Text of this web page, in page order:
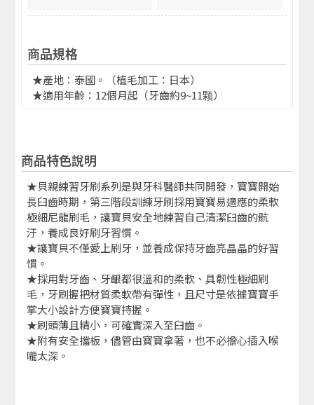
商品規格
★產地：泰國。（植毛加工：日本）
★適用年齡：12個月起（牙齒約9~11颗）
商品特色說明
★貝親練習牙刷系列是與牙科醫師共同開發，寶寶開始
長臼齒時期，第三階段訓練牙刷採用寶寶易適應的柔軟
極細尼龍刷毛，讓寶貝安全地練習自己清潔臼齒的骯
汙，養成良好刷牙習慣。
★讓寶貝不僅愛上刷牙，並養成保持牙齒亮晶晶的好習
慣。
★採用對牙齒、牙齦都很溫和的柔軟、具韌性極細刷
毛，牙刷握把材質柔軟帶有彈性，且尺寸是依據寶寶手
掌大小設計方便寶寶持握。
★刷頭薄且精小，可確實深入至臼齒。
★附有安全擋板，儘管由寶寶拿著，也不必擔心插入喉
嚨太深。